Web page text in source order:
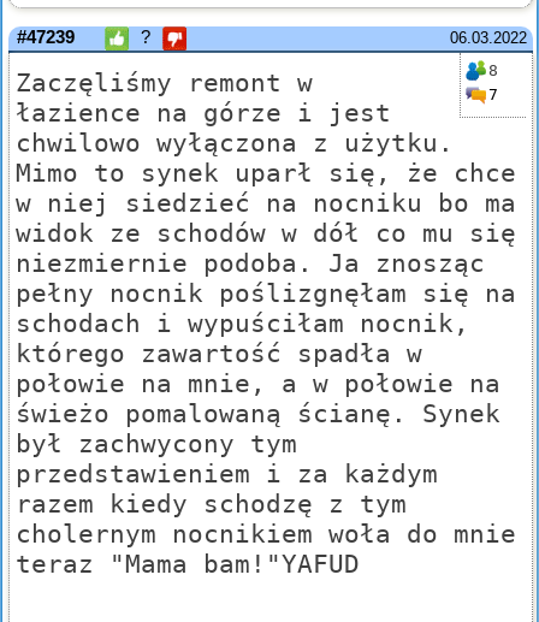
06.03.2022
#47239 ?
8
7
Zaczęliśmy remont w
łazience na górze i jest
chwilowo wyłączona z użytku.
Mimo to synek uparł się, że chce
w niej siedzieć na nocniku bo ma
widok ze schodów w dół co mu się
niezmiernie podoba. Ja znosząc
pełny nocnik poślizgnęłam się na
schodach i wypuściłam nocnik,
którego zawartość spadła w
połowie na mnie, a w połowie na
świeżo pomalowaną ścianę. Synek
był zachwycony tym
przedstawieniem i za każdym
razem kiedy schodzę z tym
cholernym nocnikiem woła do mnie
teraz "Mama bam!"YAFUD